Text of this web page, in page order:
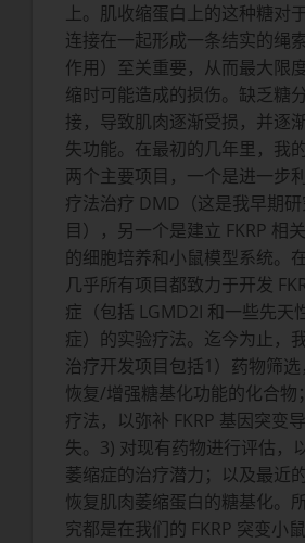
上。肌收缩蛋白上的这种糖对
连接在一起形成一条结实的绳
作用）至关重要，从而最大限
缩时可能造成的损伤。缺乏糖
接，导致肌肉逐渐受损，并逐
失功能。在最初的几年里，我
两个主要项目，一个是进一步
疗法治疗 DMD（这是我早期
目），另一个是建立 FKRP 相
的细胞培养和小鼠模型系统。
几乎所有项目都致力于开发
症（包括 LGMD2I 和一些先天
症）的实验疗法。迄今为止，
治疗开发项目包括1）药物筛
恢复/增强糖基化功能的化合物
疗法，以弥补 FKRP 基因突变
失。3) 对现有药物进行评估，
萎缩症的治疗潜力；以及最近
恢复肌肉萎缩蛋白的糖基化。
究都是在我们的 FKRP 突变小